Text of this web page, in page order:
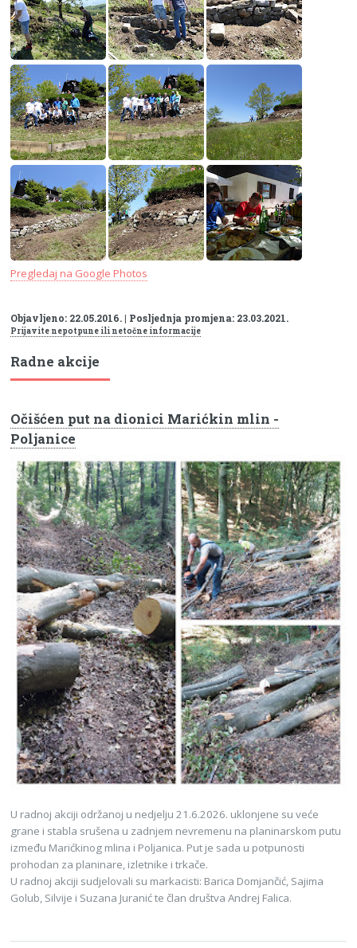
Pregledaj na Google Photos
Objavljeno: 22.05.2016. | Posljednja promjena: 23.03.2021.
Prijavite nepotpune ili netočne informacije
Radne akcije
Očišćen put na dionici Marićkin mlin -
Poljanice
U radnoj akciji održanoj u nedjelju 21.6.2026. uklonjene su veće
grane i stabla srušena u zadnjem nevremenu na planinarskom putu
između Marićkinog mlina i Poljanica. Put je sada u potpunosti
prohodan za planinare, izletnike i trkače.
U radnoj akciji sudjelovali su markacisti: Barica Domjančić, Sajima
Golub, Silvije i Suzana Juranić te član društva Andrej Falica.